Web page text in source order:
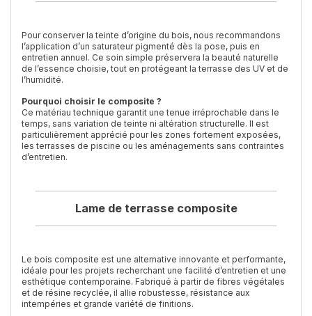
Pour conserver la teinte d’origine du bois, nous recommandons
l’application d’un saturateur pigmenté dès la pose, puis en
entretien annuel. Ce soin simple préservera la beauté naturelle
de l’essence choisie, tout en protégeant la terrasse des UV et de
l’humidité.
Pourquoi choisir le composite ?
Ce matériau technique garantit une tenue irréprochable dans le
temps, sans variation de teinte ni altération structurelle. Il est
particulièrement apprécié pour les zones fortement exposées,
les terrasses de piscine ou les aménagements sans contraintes
d’entretien.
Lame de terrasse composite
Le bois composite est une alternative innovante et performante,
idéale pour les projets recherchant une facilité d’entretien et une
esthétique contemporaine. Fabriqué à partir de fibres végétales
et de résine recyclée, il allie robustesse, résistance aux
intempéries et grande variété de finitions.